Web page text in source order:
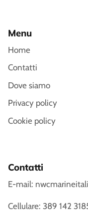
Menu
Home
Contatti
Dove siamo
Privacy policy
Cookie policy
Contatti
E-mail:
Cellulare: 389 142